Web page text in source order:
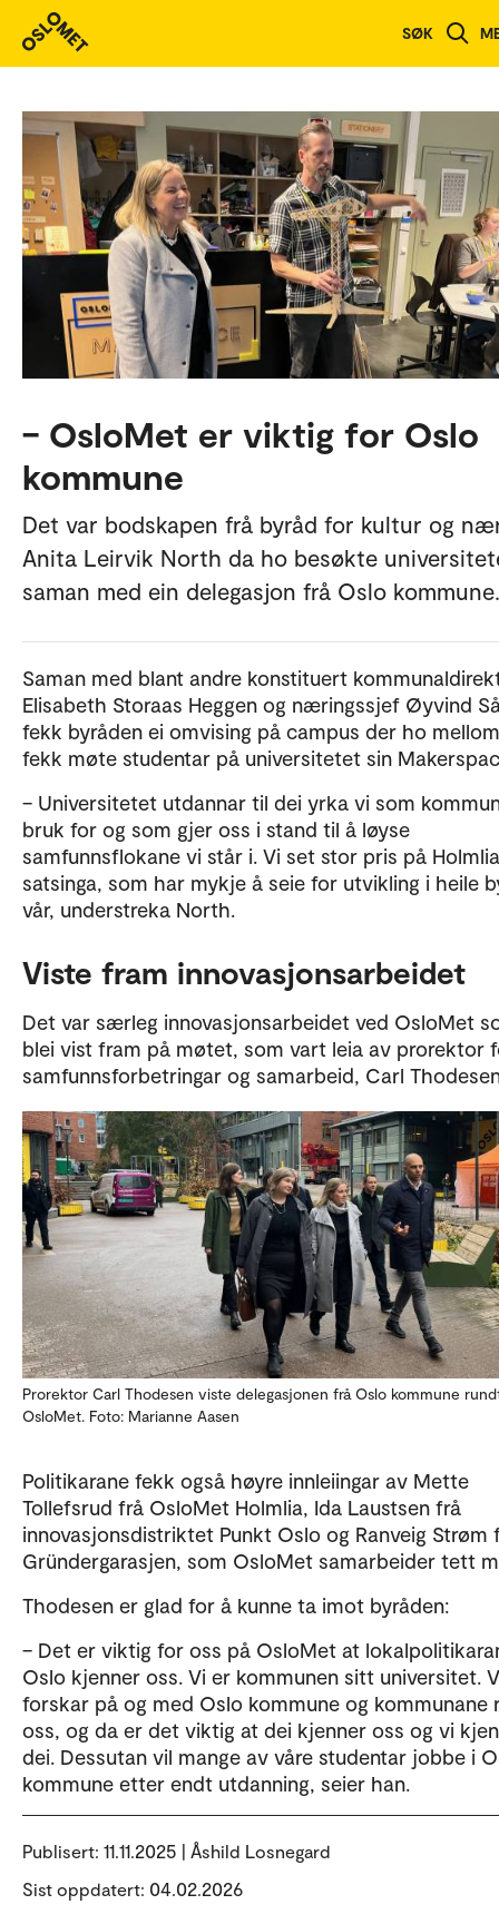
SØK
– OsloMet er viktig for Oslo
kommune
Det var bodskapen frå byråd for kultur og
Anita Leirvik North da ho besøkte
saman med ein delegasjon frå Oslo kommune.
Saman med blant andre konstituert
Elisabeth Storaas Heggen og næringssjef Øyvind
fekk byråden ei omvising på campus der ho
fekk møte studentar på universitetet sin
– Universitetet utdannar til dei yrka vi som
bruk for og som gjer oss i stand til å løyse
samfunnsflokane vi står i. Vi set stor pris på
satsinga, som har mykje å seie for utvikling i heile
vår, understreka North.
Viste fram innovasjonsarbeidet
Det var særleg innovasjonsarbeidet ved OsloMet
blei vist fram på møtet, som vart leia av prorektor
samfunnsforbetringar og samarbeid, Carl
Prorektor Carl Thodesen viste delegasjonen frå Oslo kommune
OsloMet. Foto: Marianne Aasen
Politikarane fekk også høyre innleiingar av Mette
Tollefsrud frå OsloMet Holmlia, Ida Laustsen frå
innovasjonsdistriktet Punkt Oslo og Ranveig Strøm
Gründergarasjen, som OsloMet samarbeider tett
Thodesen er glad for å kunne ta imot byråden:
– Det er viktig for oss på OsloMet at
Oslo kjenner oss. Vi er kommunen sitt universitet.
forskar på og med Oslo kommune og kommunane
oss, og da er det viktig at dei kjenner oss og vi
dei. Dessutan vil mange av våre studentar jobbe i
kommune etter endt utdanning, seier han.
Publisert: 11.11.2025 | Åshild Losnegard
Sist oppdatert: 04.02.2026